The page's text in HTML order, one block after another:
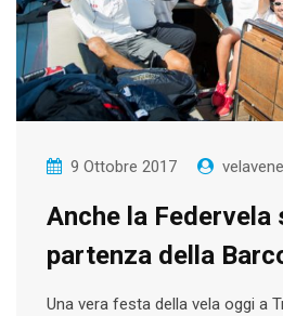
9 Ottobre 2017
Anche la Federvela
partenza della
Una vera festa della vela oggi a